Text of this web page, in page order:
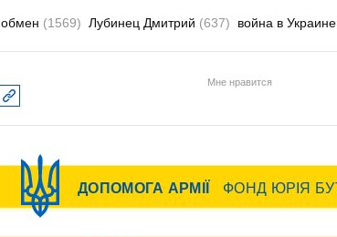
обмен (1569) Лубинец Дмитрий (637) война в Украине
Мне нравится